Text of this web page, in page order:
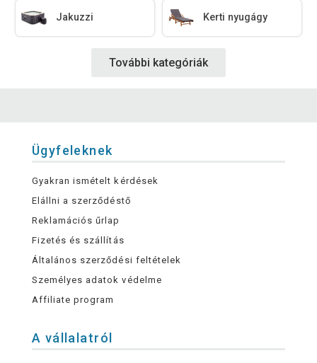
Jakuzzi Kerti nyugágy
További kategóriák
Ügyfeleknek
Gyakran ismételt kérdések
Elállni a szerződéstő
Reklamációs űrlap
Fizetés és szállítás
Általános szerződési feltételek
Személyes adatok védelme
Affiliate program
A vállalatról